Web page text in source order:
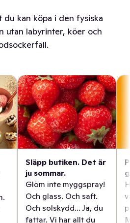
du kan köpa i den fysiska
utan labyrinter, köer och
Släpp butiken. Det är
ju sommar.
Glöm inte myggspray!
Och glass. Och saft.
Och solskydd... Ja, du
fattar. Vi har allt du